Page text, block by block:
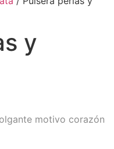
y
motivo corazón